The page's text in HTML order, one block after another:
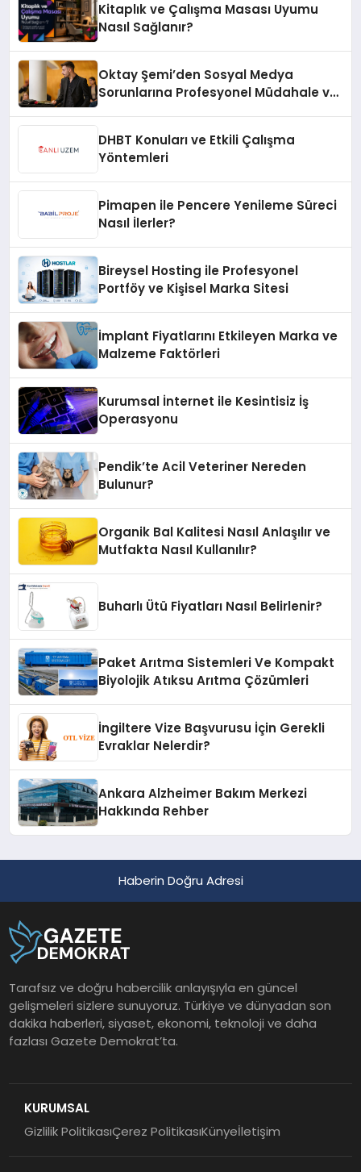
Kitaplık ve Çalışma Masası Uyumu
Nasıl Sağlanır?
Oktay Şemi’den Sosyal Medya
Sorunlarına Profesyonel Müdahale ve
DHBT Konuları ve Etkili Çalışma
Yöntemleri
Pimapen ile Pencere Yenileme Süreci
Nasıl İlerler?
Bireysel Hosting ile Profesyonel
Portföy ve Kişisel Marka Sitesi
İmplant Fiyatlarını Etkileyen Marka ve
Malzeme Faktörleri
Kurumsal İnternet ile Kesintisiz İş
Operasyonu
Pendik’te Acil Veteriner Nereden
Bulunur?
Organik Bal Kalitesi Nasıl Anlaşılır ve
Mutfakta Nasıl Kullanılır?
Buharlı Ütü Fiyatları Nasıl Belirlenir?
Paket Arıtma Sistemleri Ve Kompakt
Biyolojik Atıksu Arıtma Çözümleri
İngiltere Vize Başvurusu İçin Gerekli
Evraklar Nelerdir?
Ankara Alzheimer Bakım Merkezi
Hakkında Rehber
Haberin Doğru Adresi
Tarafsız ve doğru habercilik anlayışıyla en güncel
gelişmeleri sizlere sunuyoruz. Türkiye ve dünyadan son
dakika haberleri, siyaset, ekonomi, teknoloji ve daha
fazlası Gazete Demokrat’ta.
KURUMSAL
Gizlilik PolitikasıÇerez PolitikasıKünyeİletişim